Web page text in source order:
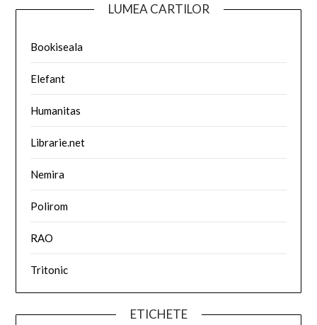
LUMEA CARTILOR
Bookiseala
Elefant
Humanitas
Librarie.net
Nemira
Polirom
RAO
Tritonic
ETICHETE